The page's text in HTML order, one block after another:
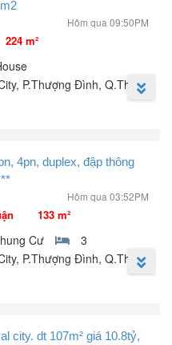
Hôm qua 09:50PM
224 m²
P.Thượng Đình, Q.Thanh
R3 Vinhomes Royal city
.
cần bán gấp lô ShopHouse
Thanh Xuân, Hà Nội.
trường và sảnh tòa R4.
4pn, duplex, đập thông
Hôm qua 03:52PM
133 m²
Cư
3
P.Thượng Đình, Q.Thanh
city. dt 107m² giá 10.8tỷ,